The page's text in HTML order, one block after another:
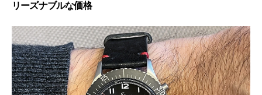
リーズナブルな価格